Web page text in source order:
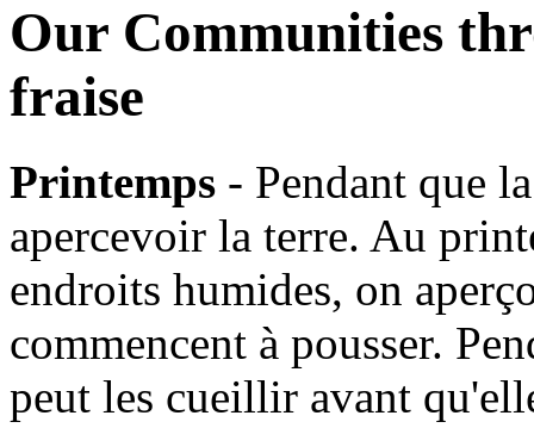
Our Communities
fraise
Printemps - Pendant que
apercevoir la terre. Au
endroits humides, on
commencent à pousser.
peut les cueillir avant